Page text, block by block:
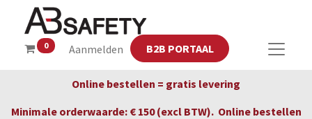
0 Aanmelden B2B PORTAAL
Online bestellen = gratis levering
Minimale orderwaarde: € 150 (excl BTW). Online bestellen